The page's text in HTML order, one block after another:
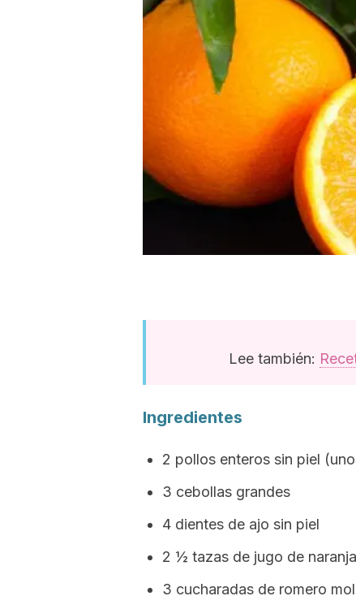
Lee también:
Ingredientes
2 pollos enteros sin piel
3 cebollas grandes
4 dientes de ajo sin piel
2 ½ tazas de jugo de
3 cucharadas de romero